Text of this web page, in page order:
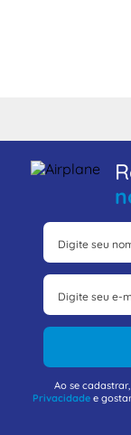
Ao se
Privacidadee